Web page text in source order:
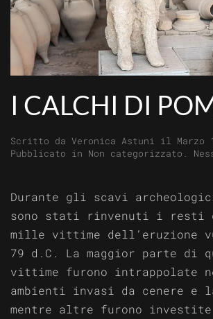
I CALCHI DI
Scritto da Veronica Astuni il Marzo
Pubblicato in Non categorizzato .
Durante gli scavi
sono stati rinvenuti i resti
mille vittime dell’eruzione
79 d.C. La maggior parte di
vittime furono intrappolate
ambienti invasi da cenere
mentre altre furono